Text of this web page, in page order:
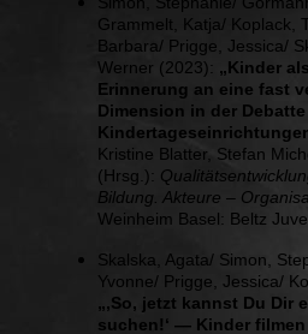
Grammelt, Katja/ Koplack,
Barbara/ Prigge, Jessica/
Werner (2023): „Kinder
Erinnerung an eine fast
Dimension in der
Kristine Blatter, Stefan
(Hrsg.):
Bildung. Akteure –
Weinheim Basel: Beltz
Skalska, Agata/ Simon,
Yvonne/ Prigge, Jessica/
„‚So, jetzt kannst Du Dir
suchen!‘ — Kinder